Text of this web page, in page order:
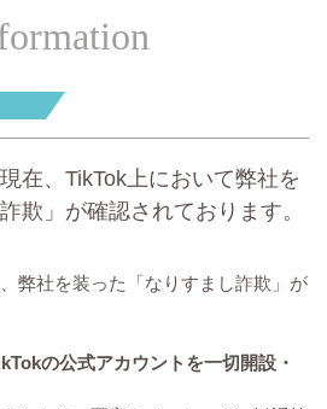
在、TikTok上において弊社を
欺」が確認されております。
弊社を装った「なりすまし詐欺」が
の公式アカウントを一切開設・